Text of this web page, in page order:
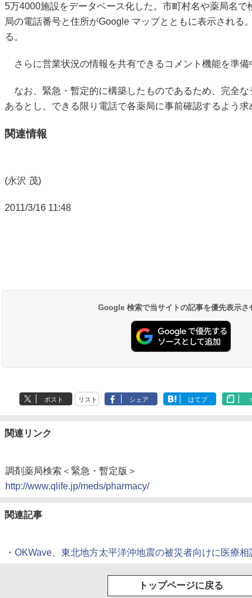
5万4000施設をデータベース化した。市町村名や薬局名で
局の電話番号と住所がGoogle マップとともに表示される
る。
さらに営業状況の情報を共有できるコメント機能を準備
なお、緊急・暫定的に構築したものであるため、完全な
あるとし、できる限り電話で各薬局に事前確認するよう求
関連情報
(永沢 茂)
2011/3/16 11:48
Google 検索で当サイトの記事を優先表示さ
ポスト リスト シェア はてブ
関連リンク
調剤薬局検索＜緊急・暫定版＞
http://www.qlife.jp/meds/pharmacy/
関連記事
・ OKWave、東北地方太平洋沖地震の被災者向けに医療
トップページに戻る